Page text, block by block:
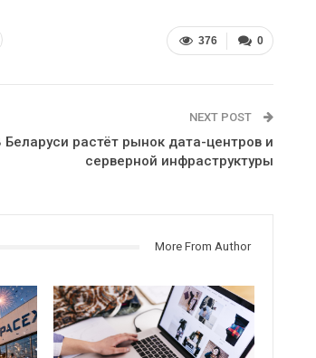
0
376
NEXT POST
Беларуси растёт рынок дата-центров и
серверной инфраструктуры
More From Author